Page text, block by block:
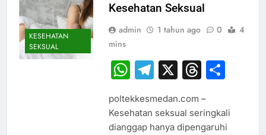
KESEHATAN
SEKSUAL
Kesehatan Seksual
admin 1 tahun ago 0
4
mins
WhatsApp
Telegram
X
poltekkesmedan.com –
Kesehatan seksual seringkali
dianggap hanya dipengaruhi